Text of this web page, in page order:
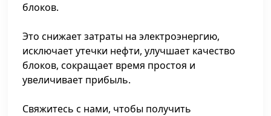
блоков.
Это снижает затраты на электроэнергию,
исключает утечки нефти, улучшает качество
блоков, сокращает время простоя и
увеличивает прибыль.
Свяжитесь с нами, чтобы получить